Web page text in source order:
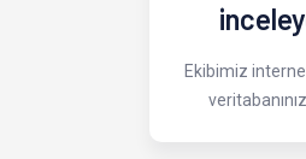
Ekibimiz